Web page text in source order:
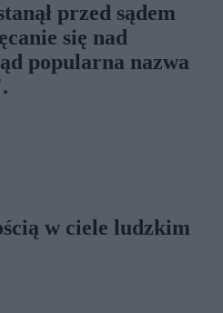
przed sądem
się nad
popularna nazwa
w ciele ludzkim